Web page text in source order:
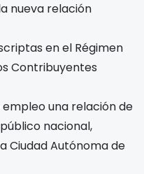
nueva relación
en el Régimen
Contribuyentes
una relación de
nacional,
Ciudad Autónoma de